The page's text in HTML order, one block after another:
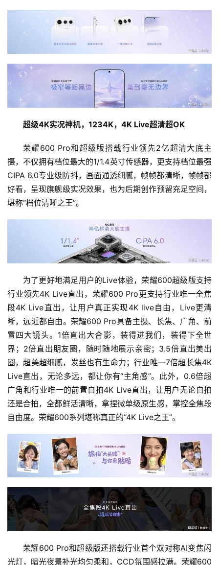
超级4K实况神机，1234K，4K Live超清超OK
荣耀600 Pro和超级版搭载行业领先2亿超清大底主
摄，不仅拥有档位最大的1/1.4英寸传感器，更支持档位最强
CIPA 6.0专业级防抖，画面通透细腻，帧帧都清晰，帧帧都
好看，呈现旗舰级实况效果，也为后期创作预留充足空间，
堪称“档位清晰之王”。
为了更好地满足用户的Live体验，荣耀600超级版支持
行业领先4K Live直出，荣耀600 Pro更支持行业唯一全焦
段4K Live直出，让用户真正实现4K live自由，Live更清
晰，远近都自由。荣耀600 Pro具备主摄、长焦、广角、前
置四大镜头。1倍直出大合影，装得进我们，装得下全世
界；2倍直出朋友圈，随时随地展示亲密；3.5倍直出美出
圈，超美超细腻，发丝也有生命力；行业唯一7倍超长焦4K
Live直出，无论多远，都让你有“主角感”。此外，0.6倍超
广角和行业唯一的前置自拍4K Live直出，让用户无论自拍
还是合拍，全都鲜活清晰，拿捏微单级原生感，掌控全焦段
自由度。荣耀600系列堪称真正的“4K Live之王”。
荣耀600 Pro和超级版还搭载行业首个双对称AI变焦闪
光灯，暗光夜景补光均匀柔和，CCD氛围感拉满。荣耀600